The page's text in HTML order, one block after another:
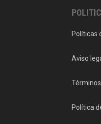
Políticas
Aviso
Política